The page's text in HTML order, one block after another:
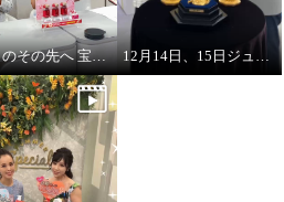
美しさのその先へ 宝石のように輝く 神秘のオイル レッドオメガ１００